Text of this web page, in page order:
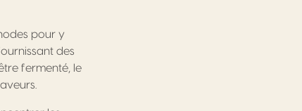
pour y
des
fermenté, le